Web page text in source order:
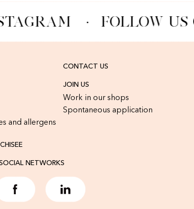
FOLLOW US
CONTACT US
and allergens
JOIN US
Work in our shops
Spontaneous application
NETWORKS